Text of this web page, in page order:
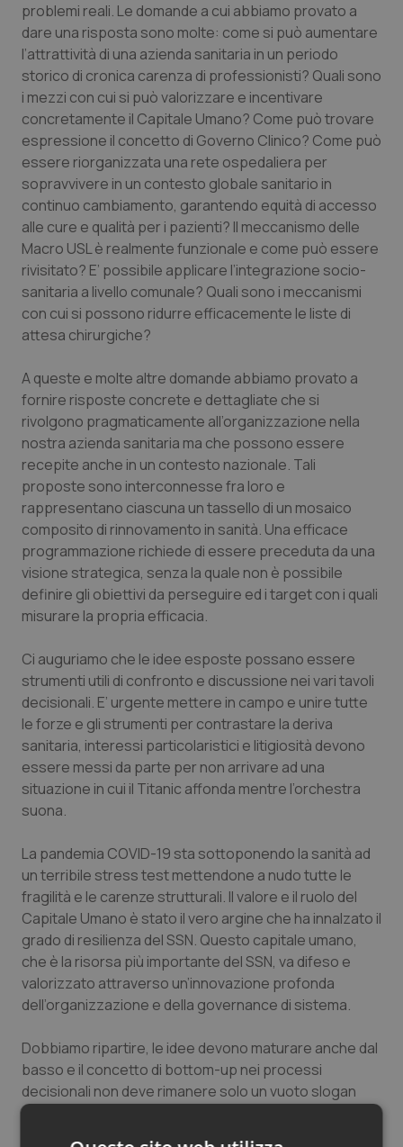
Provincia Autonoma di Bolzano
Provincia Autonoma di Trento
Puglia
Sardegna
Sicilia
Toscana
Umbria
Valle D’Aosta
Veneto
Infezioni & Febbre
Ipertensione & Scompenso
Malattie rare
Malattia di Crohn & Rettocolite Ulcerosa
Neuroscienze & patologie neurodegenerative
Obesità
Oftalmologia
Oncodermatologia
Oncoematologia
Oncologia & Nutrizione
Psoriasi & pelle
Quotidiano Cardiologia
Quotidiano Chirurgia
Quotidiano Oncologia
Quotidiano Pediatria
Rene & patologie urogenitali
Salute orale & impianti
Sangue & coagulazione
Tiroide
Tumore al seno
Tumore ovarico
Tumori del Polmone & Testa Collo
Tumori gastrointestinali
Ulcera & Reflusso
Vaccini
problemi reali. Le domande a cui abbiamo provato a
dare una risposta sono molte: come si può aumentare
l’attrattività di una azienda sanitaria in un periodo
storico di cronica carenza di professionisti? Quali sono
i mezzi con cui si può valorizzare e incentivare
concretamente il Capitale Umano? Come può trovare
espressione il concetto di Governo Clinico? Come può
essere riorganizzata una rete ospedaliera per
sopravvivere in un contesto globale sanitario in
continuo cambiamento, garantendo equità di accesso
alle cure e qualità per i pazienti? Il meccanismo delle
Macro USL è realmente funzionale e come può essere
rivisitato? E’ possibile applicare l’integrazione socio-
sanitaria a livello comunale? Quali sono i meccanismi
con cui si possono ridurre efficacemente le liste di
attesa chirurgiche?
A queste e molte altre domande abbiamo provato a
fornire risposte concrete e dettagliate che si
rivolgono pragmaticamente all’organizzazione nella
nostra azienda sanitaria ma che possono essere
recepite anche in un contesto nazionale. Tali
proposte sono interconnesse fra loro e
rappresentano ciascuna un tassello di un mosaico
composito di rinnovamento in sanità. Una efficace
programmazione richiede di essere preceduta da una
visione strategica, senza la quale non è possibile
definire gli obiettivi da perseguire ed i target con i quali
misurare la propria efficacia.
Ci auguriamo che le idee esposte possano essere
strumenti utili di confronto e discussione nei vari tavoli
decisionali. E’ urgente mettere in campo e unire tutte
le forze e gli strumenti per contrastare la deriva
sanitaria, interessi particolaristici e litigiosità devono
essere messi da parte per non arrivare ad una
situazione in cui il Titanic affonda mentre l’orchestra
suona.
La pandemia COVID-19 sta sottoponendo la sanità ad
un terribile stress test mettendone a nudo tutte le
fragilità e le carenze strutturali. Il valore e il ruolo del
Capitale Umano è stato il vero argine che ha innalzato il
grado di resilienza del SSN. Questo capitale umano,
che è la risorsa più importante del SSN, va difeso e
valorizzato attraverso un’innovazione profonda
dell’organizzazione e della governance di sistema.
Dobbiamo ripartire, le idee devono maturare anche dal
basso e il concetto di bottom-up nei processi
decisionali non deve rimanere solo un vuoto slogan
congressuale. Le scelte condivise diventano di fatto